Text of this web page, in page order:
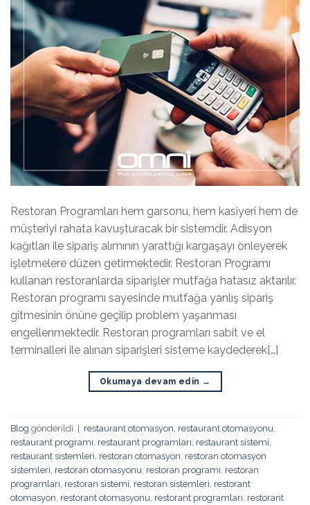
Restoran Programları hem garsonu, hem kasiyeri hem de
müşteriyi rahata kavuşturacak bir sistemdir. Adisyon
kağıtları ile sipariş alımının yarattığı kargaşayı önleyerek
işletmelere düzen getirmektedir. Restoran Programı
kullanan restoranlarda siparişler mutfağa hatasız aktarılır.
Restoran programı sayesinde mutfağa yanlış sipariş
gitmesinin önüne geçilip problem yaşanması
engellenmektedir. Restoran programları sabit ve el
terminalleri ile alınan siparişleri sisteme kaydederek[…]
Okumaya devam edin →
Blog gönderildi restaurant otomasyon restaurant otomasyonu
restaurant programı restaurant programları restaurant sistemi
restaurant sistemleri restoran otomasyon restoran otomasyon
sistemleri restoran otomasyonu restoran programı restoran
programları restoran sistemi restoran sistemleri restorant
otomasyon restorant otomasyonu restorant programları restorant